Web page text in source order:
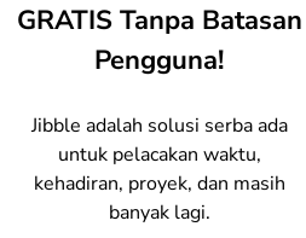
GRATIS Tanpa Batasan
Pengguna!
Jibble adalah solusi serba ada
untuk pelacakan waktu,
kehadiran, proyek, dan masih
banyak lagi.